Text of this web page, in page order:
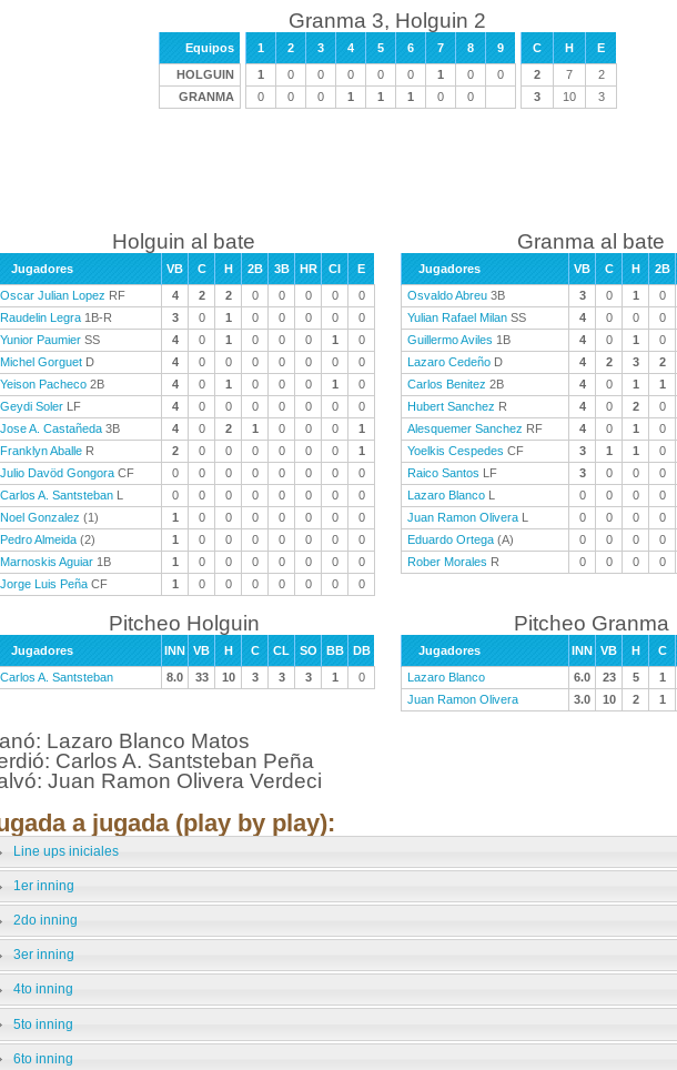
Granma 3, Holguin 2
Equipos 1 2 3 4 5 6 7 8 9 C H
E
HOLGUIN
1 0 0 0 0 0 1 0 0 2 7
2
GRANMA
0 0 0 1 1 1 0 0 3 10 3
Holguin al bate
Jugadores VB C H 2B 3B HR CI
E
Oscar Julian Lopez RF 4 2 2 0 0 0 0
0
Raudelin Legra 1B-R 3 0 1 0 0 0 0
0
Yunior Paumier SS 4 0 1 0 0 0 1
0
Michel Gorguet D 4 0 0 0 0 0 0
0
Yeison Pacheco 2B 4 0 1 0 0 0 1
0
Geydi Soler LF 4 0 0 0 0 0 0
0
Jose A. Castañeda 3B 4 0 2 1 0 0 0
1
Franklyn Aballe R 2 0 0 0 0 0 0
1
Julio Davöd Gongora CF 0 0 0 0 0 0 0
0
Carlos A. Santsteban L 0 0 0 0 0 0 0
0
Noel Gonzalez (1) 1 0 0 0 0 0 0
0
Pedro Almeida (2) 1 0 0 0 0 0 0
0
Marnoskis Aguiar 1B 1 0 0 0 0 0 0
0
Jorge Luis Peña CF 1 0 0 0 0 0 0 0
Granma al bate
Jugadores VB C H 2B
Osvaldo Abreu 3B 3 0 1 0
Yulian Rafael Milan SS 4 0 0 0
Guillermo Aviles 1B 4 0 1 0
Lazaro Cedeño D 4 2 3 2
Carlos Benitez 2B 4 0 1 1
Hubert Sanchez R 4 0 2 0
Alesquemer Sanchez RF 4 0 1 0
Yoelkis Cespedes CF 3 1 1 0
Raico Santos LF 3 0 0 0
Lazaro Blanco L 0 0 0 0
Juan Ramon Olivera L 0 0 0 0
Eduardo Ortega (A) 0 0 0 0
Rober Morales R 0 0 0 0
Pitcheo Holguin
Jugadores INN VB H C CL SO BB
DB
Carlos A. Santsteban
8.0 33 10 3 3 3 1 0
Pitcheo Granma
Jugadores INN VB H C
Lazaro Blanco
6.0 23 5 1
Juan Ramon Olivera
3.0 10 2 1
Lazaro Blanco Matos
Carlos A. Santsteban Peña
Juan Ramon Olivera Verdeci
a jugada (play by play):
Line ups iniciales
1er inning
2do inning
3er inning
4to inning
5to inning
6to inning